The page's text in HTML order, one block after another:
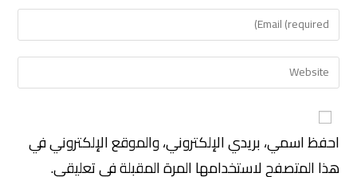
احفظ اسمي، بريدي الإلكتروني، والموقع الإلكتروني في
هذا المتصفح لاستخدامها المرة المقبلة في تعليقي.